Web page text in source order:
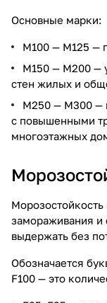
Основные марки:
М100 — М125 —
М150 — М200 —
стен жилых и
М250 — М300 —
с повышенными
многоэтажных
замораживания и
выдержать без
Обозначается
F100 — это